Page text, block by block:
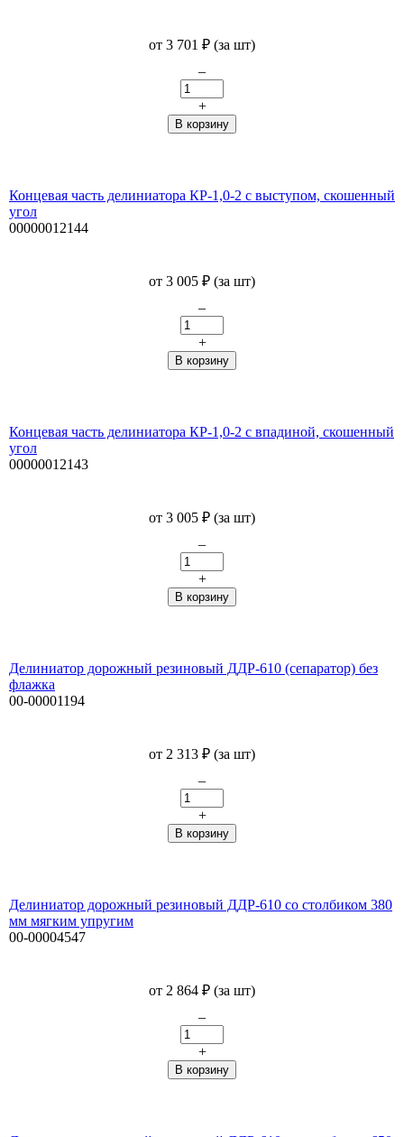
от 3 701 ₽ (за шт)
–
+
Концевая часть делиниатора КР-1,0-2 с выступом, скошенный
угол
00000012144
от 3 005 ₽ (за шт)
–
+
Концевая часть делиниатора КР-1,0-2 с впадиной, скошенный
угол
00000012143
от 3 005 ₽ (за шт)
–
+
Делиниатор дорожный резиновый ДДР-610 (сепаратор) без
флажка
00-00001194
от 2 313 ₽ (за шт)
–
+
Делиниатор дорожный резиновый ДДР-610 со столбиком 380
мм мягким упругим
00-00004547
от 2 864 ₽ (за шт)
–
+